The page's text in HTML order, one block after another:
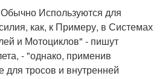
Используются для
как, к Примеру, в Системах
и Мотоциклов" - пишут
- "однако, применив
для тросов и внутренней